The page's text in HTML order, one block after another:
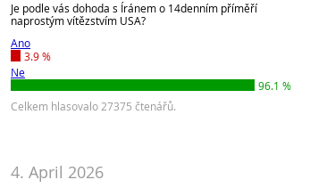
Je podle vás dohoda s Íránem o 14denním příměří
naprostým vítězstvím USA?
Ano
3.9 %
Ne
96.1 %
Celkem hlasovalo 27375 čtenářů.
4. April 2026